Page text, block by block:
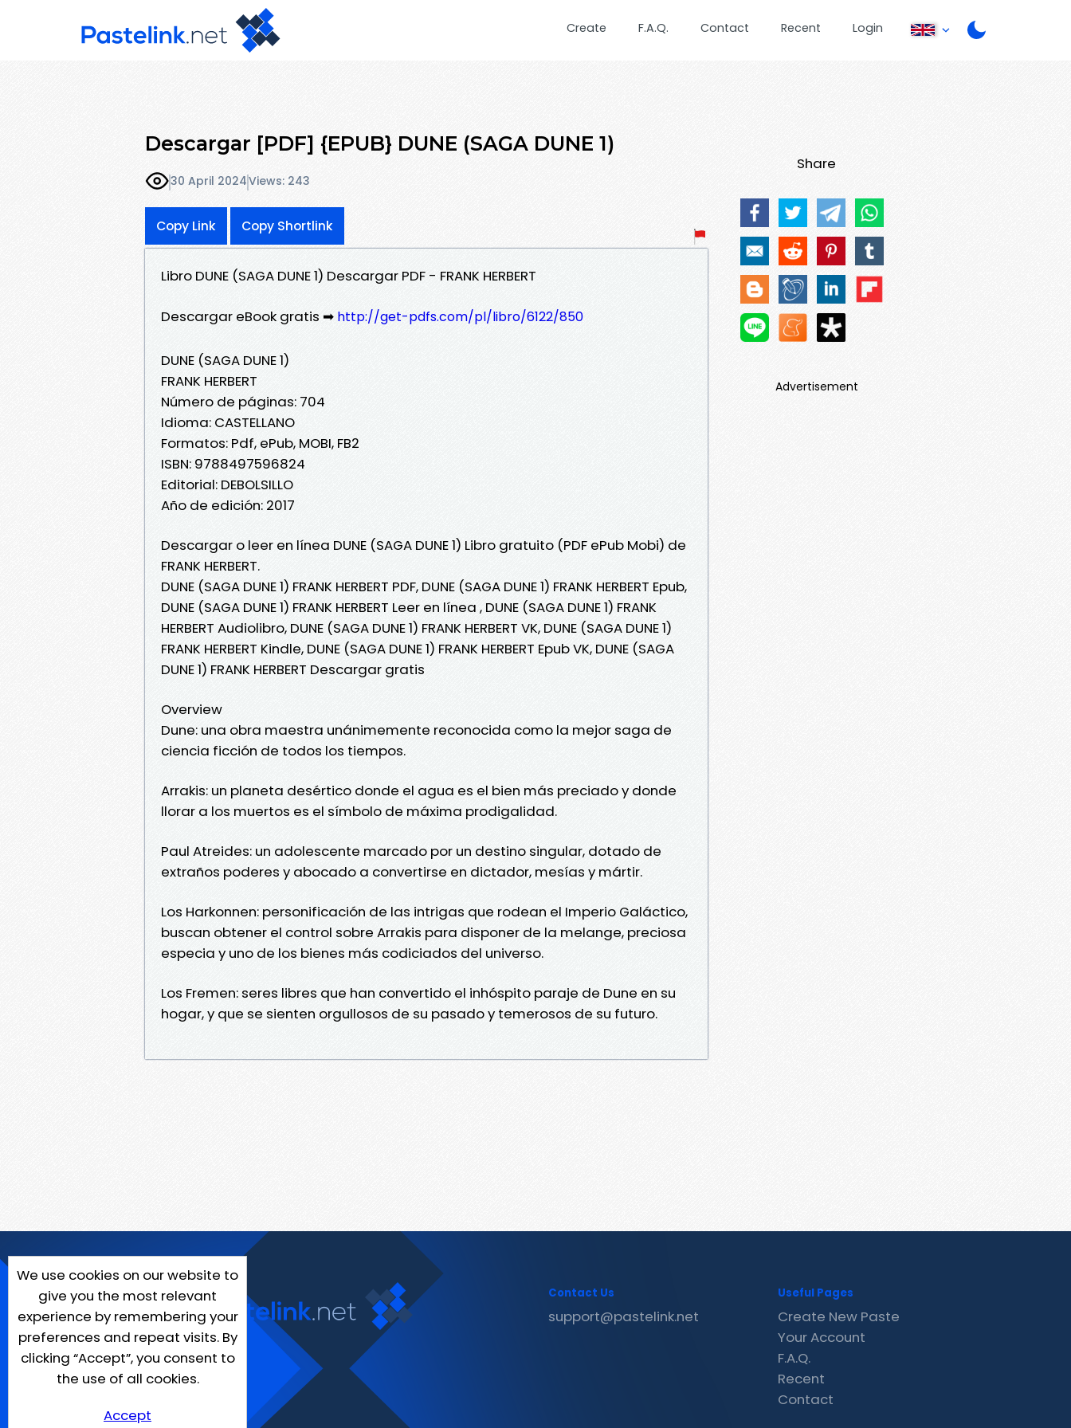
Create F.A.Q. Contact Recent Login
Descargar [PDF] {EPUB} DUNE (SAGA DUNE 1)
30 April 2024Views: 243
Copy Link Copy Shortlink
Libro DUNE (SAGA DUNE 1) Descargar PDF - FRANK HERBERT
Descargar eBook gratis ➡ http://get-pdfs.com/pl/libro/6122/850
DUNE (SAGA DUNE 1)
FRANK HERBERT
Número de páginas: 704
Idioma: CASTELLANO
Formatos: Pdf, ePub, MOBI, FB2
ISBN: 9788497596824
Editorial: DEBOLSILLO
Año de edición: 2017
Descargar o leer en línea DUNE (SAGA DUNE 1) Libro gratuito (PDF ePub Mobi) de
FRANK HERBERT.
DUNE (SAGA DUNE 1) FRANK HERBERT PDF, DUNE (SAGA DUNE 1) FRANK HERBERT Epub,
DUNE (SAGA DUNE 1) FRANK HERBERT Leer en línea , DUNE (SAGA DUNE 1) FRANK
HERBERT Audiolibro, DUNE (SAGA DUNE 1) FRANK HERBERT VK, DUNE (SAGA DUNE 1)
FRANK HERBERT Kindle, DUNE (SAGA DUNE 1) FRANK HERBERT Epub VK, DUNE (SAGA
DUNE 1) FRANK HERBERT Descargar gratis
Overview
Dune: una obra maestra unánimemente reconocida como la mejor saga de
ciencia ficción de todos los tiempos.
Arrakis: un planeta desértico donde el agua es el bien más preciado y donde
llorar a los muertos es el símbolo de máxima prodigalidad.
Paul Atreides: un adolescente marcado por un destino singular, dotado de
extraños poderes y abocado a convertirse en dictador, mesías y mártir.
Los Harkonnen: personificación de las intrigas que rodean el Imperio Galáctico,
buscan obtener el control sobre Arrakis para disponer de la melange, preciosa
especia y uno de los bienes más codiciados del universo.
Los Fremen: seres libres que han convertido el inhóspito paraje de Dune en su
hogar, y que se sienten orgullosos de su pasado y temerosos de su futuro.
Share
Advertisement
We use cookies on our website to
give you the most relevant
experience by remembering your
preferences and repeat visits. By
clicking “Accept”, you consent to
the use of all cookies.
Accept
Contact Us
support@pastelink.net
Useful Pages
Create New Paste
Your Account
F.A.Q.
Recent
Contact